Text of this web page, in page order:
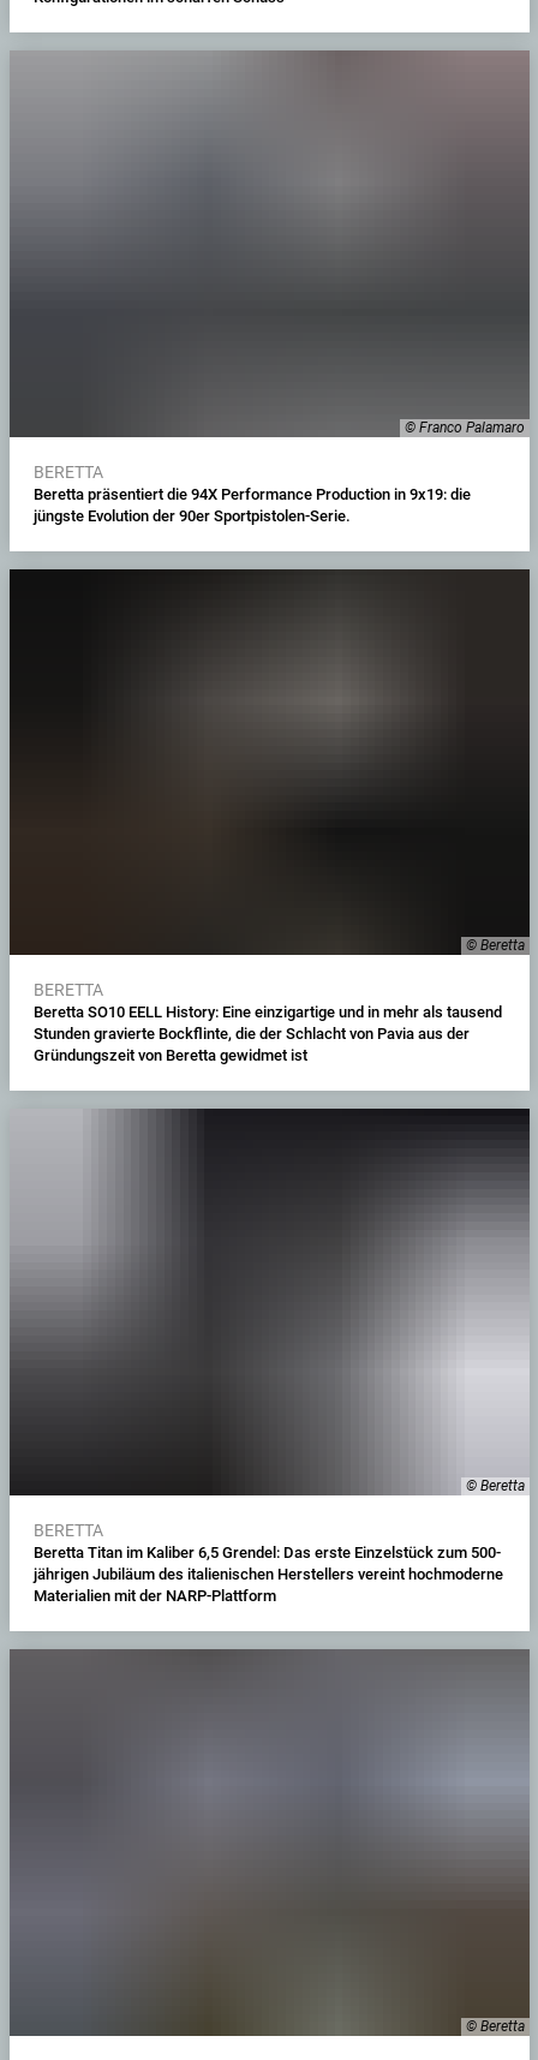
© Franco Palamaro
BERETTA
Beretta präsentiert die 94X Performance Production in 9x19: die
jüngste Evolution der 90er Sportpistolen-Serie.
© Beretta
BERETTA
Beretta SO10 EELL History: Eine einzigartige und in mehr als tausend
Stunden gravierte Bockflinte, die der Schlacht von Pavia aus der
Gründungszeit von Beretta gewidmet ist
© Beretta
BERETTA
Beretta Titan im Kaliber 6,5 Grendel: Das erste Einzelstück zum 500-
jährigen Jubiläum des italienischen Herstellers vereint hochmoderne
Materialien mit der NARP-Plattform
© Beretta